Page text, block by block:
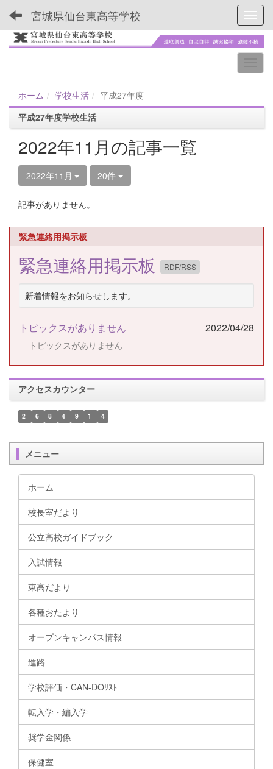
宮城県仙台東高等学校
ホーム 学校生活
平成27年度
平成27年度学校生活
2022年11月の記事一覧
2022年11月 20件
記事がありません。
緊急連絡用掲示板
緊急連絡用掲示板 RDF/RSS
新着情報をお知らせします。
トピックスがありません 2022/04/28
トピックスがありません
アクセスカウンター
2 6 8 4 9 1 4
メニュー
ホーム
校長室だより
公立高校ガイドブック
入試情報
東高だより
各種おたより
オープンキャンパス情報
進路
学校評価・CAN-DOﾘｽﾄ
転入学・編入学
奨学金関係
保健室